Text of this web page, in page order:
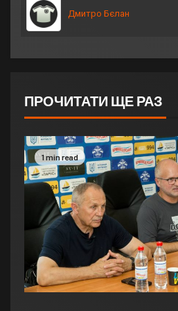
Дмитро Бєлан
ПРОЧИТАТИ ЩЕ РАЗ
1 min read